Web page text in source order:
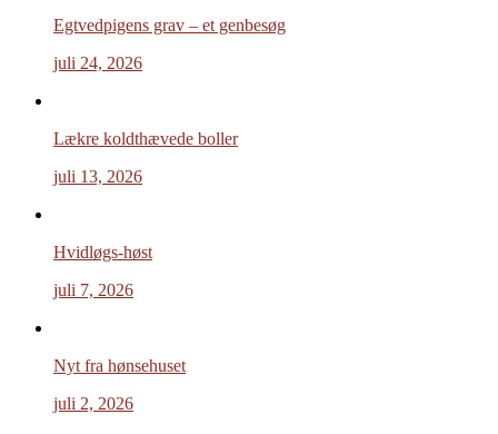
Egtvedpigens grav – et genbesøg
juli 24, 2026
Lækre koldthævede boller
juli 13, 2026
Hvidløgs-høst
juli 7, 2026
Nyt fra hønsehuset
juli 2, 2026